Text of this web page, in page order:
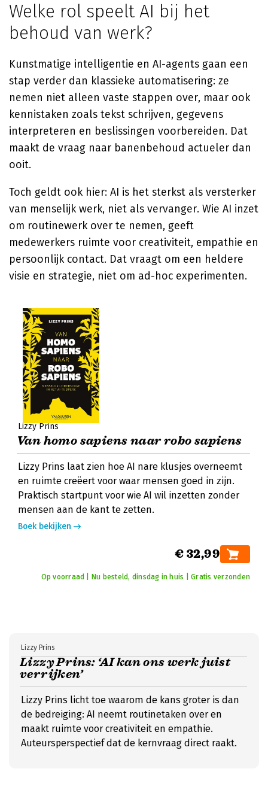
Welke rol speelt AI bij het
behoud van werk?
Kunstmatige intelligentie en AI-agents gaan een
stap verder dan klassieke automatisering: ze
nemen niet alleen vaste stappen over, maar ook
kennistaken zoals tekst schrijven, gegevens
interpreteren en beslissingen voorbereiden. Dat
maakt de vraag naar banenbehoud actueler dan
ooit.
Toch geldt ook hier: AI is het sterkst als versterker
van menselijk werk, niet als vervanger. Wie AI inzet
om routinewerk over te nemen, geeft
medewerkers ruimte voor creativiteit, empathie en
persoonlijk contact. Dat vraagt om een heldere
visie en strategie, niet om ad-hoc experimenten.
Lizzy Prins
Van homo sapiens naar robo sapiens
Lizzy Prins laat zien hoe AI nare klusjes overneemt
en ruimte creëert voor waar mensen goed in zijn.
Praktisch startpunt voor wie AI wil inzetten zonder
mensen aan de kant te zetten.
Boek bekijken
€ 32,99
Op voorraad | Nu besteld, dinsdag in huis | Gratis verzonden
Lizzy Prins: ‘AI kan ons werk juist
verrijken’
Lizzy Prins
Lizzy Prins licht toe waarom de kans groter is dan
de bedreiging: AI neemt routinetaken over en
maakt ruimte voor creativiteit en empathie.
Auteursperspectief dat de kernvraag direct raakt.